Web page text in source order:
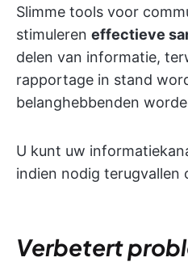
Slimme tools voor
stimuleren effectieve
delen van informatie,
rapportage in stand
belanghebbenden
U kunt uw
indien nodig terugvallen
Verbetert